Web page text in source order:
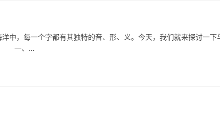
每一个字都有其独特的音、形、义。今天，我们就来探讨一下
。 一、…